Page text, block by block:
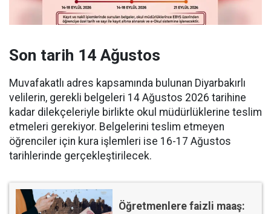
Son tarih 14 Ağustos
Muvafakatlı adres kapsamında bulunan Diyarbakırlı
velilerin, gerekli belgeleri 14 Ağustos 2026 tarihine
kadar dilekçeleriyle birlikte okul müdürlüklerine teslim
etmeleri gerekiyor. Belgelerini teslim etmeyen
öğrenciler için kura işlemleri ise 16-17 Ağustos
tarihlerinde gerçekleştirilecek.
Öğretmenlere faizli maaş: